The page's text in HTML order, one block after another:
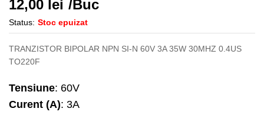
12,00 lei /Buc
Status: Stoc epuizat
TRANZISTOR BIPOLAR NPN SI-N 60V 3A 35W 30MHZ 0.4US
TO220F
Tensiune: 60V
Curent (A): 3A